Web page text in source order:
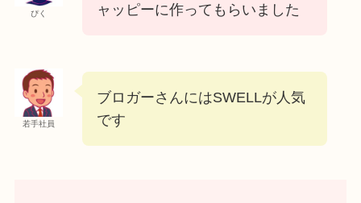
ぴく
ャッピーに作ってもらいました
若手社員
ブロガーさんにはSWELLが人気
です